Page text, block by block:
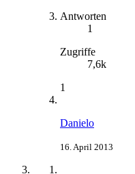
Antworten
1
Zugriffe
7,6k
1
Danielo
16. April 2013